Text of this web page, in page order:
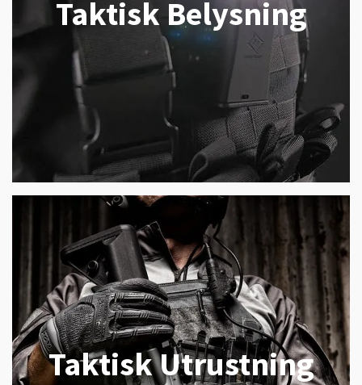
Taktisk Belysning
Taktisk Utrustning